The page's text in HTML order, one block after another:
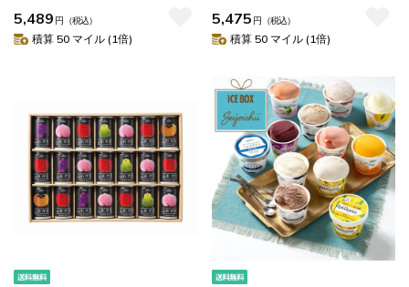
5,489 円 （税込）
積算 50 マイル (1倍)
5,475 円 （税込）
積算 50 マイル (1倍)